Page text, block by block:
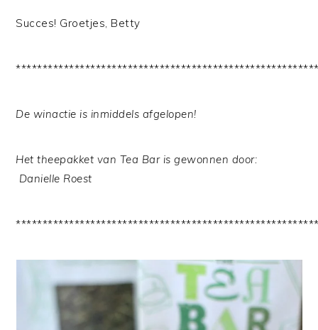
Succes! Groetjes, Betty
De winactie is inmiddels afgelopen!
Het theepakket van Tea Bar is gewonnen door:
Danielle Roest